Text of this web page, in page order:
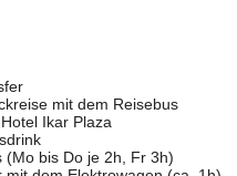
wir einen Besuch außerhalb der
in die vielfältigen Facetten
Auszeit.
für die Ostseeregion ist das
die jod- und salzhaltige Ostsee-
und zu kühleren Jahreszeiten.
mit dem Reisebus
Ikar Plaza
(Mo bis Do je 2h, Fr 3h)